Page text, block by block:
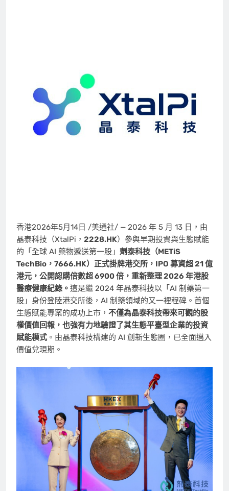
香港2026年5月14日 /美通社/ — 2026 年 5 月 13 日，由
晶泰科技（XtalPi， 2228.HK）參與早期投資與生態賦能
的「全球 AI 藥物遞送第一股」 劑泰科技（METiS
TechBio，7666.HK）正式掛牌港交所，IPO 募資超 21 億
港元，公開認購倍數超 6900 倍，重新整理 2026 年港股
醫療健康紀錄。 這是繼 2024 年晶泰科技以「AI 制藥第一
股」身份登陸港交所後，AI 制藥領域的又一裡程碑。首個
生態賦能專案的成功上市， 不僅為晶泰科技帶來可觀的股
權價值回報，也強有力地驗證了其生態平臺型企業的投資
賦能模式 。由晶泰科技構建的 AI 創新生態圈，已全面邁入
價值兌現期。